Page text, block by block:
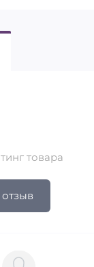
товара